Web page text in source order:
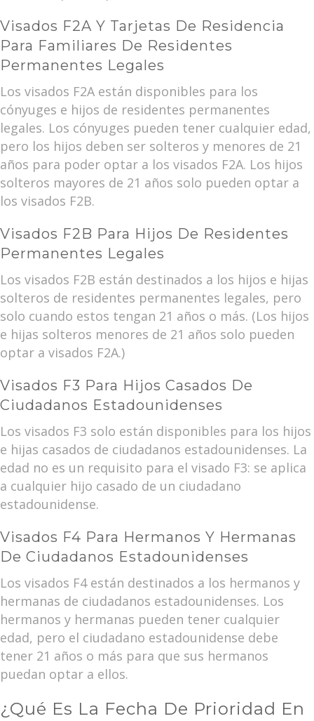
Visados F2A Y Tarjetas De Residencia
Para Familiares De Residentes
Permanentes Legales
Los visados F2A están disponibles para los
cónyuges e hijos de residentes permanentes
legales. Los cónyuges pueden tener cualquier edad,
pero los hijos deben ser solteros y menores de 21
años para poder optar a los visados F2A. Los hijos
solteros mayores de 21 años solo pueden optar a
los visados F2B.
Visados F2B Para Hijos De Residentes
Permanentes Legales
Los visados F2B están destinados a los hijos e hijas
solteros de residentes permanentes legales, pero
solo cuando estos tengan 21 años o más. (Los hijos
e hijas solteros menores de 21 años solo pueden
optar a visados F2A.)
Visados F3 Para Hijos Casados De
Ciudadanos Estadounidenses
Los visados F3 solo están disponibles para los hijos
e hijas casados de ciudadanos estadounidenses. La
edad no es un requisito para el visado F3: se aplica
a cualquier hijo casado de un ciudadano
estadounidense.
Visados F4 Para Hermanos Y Hermanas
De Ciudadanos Estadounidenses
Los visados F4 están destinados a los hermanos y
hermanas de ciudadanos estadounidenses. Los
hermanos y hermanas pueden tener cualquier
edad, pero el ciudadano estadounidense debe
tener 21 años o más para que sus hermanos
puedan optar a ellos.
¿Qué Es La Fecha De Prioridad En